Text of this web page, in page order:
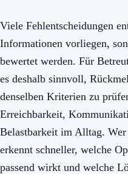
Viele Fehlentscheidungen
Informationen vorliegen,
bewertet werden. Für
es deshalb sinnvoll,
denselben Kriterien zu
Erreichbarkeit,
Belastbarkeit im Alltag.
erkennt schneller, welche
passend wirkt und welche